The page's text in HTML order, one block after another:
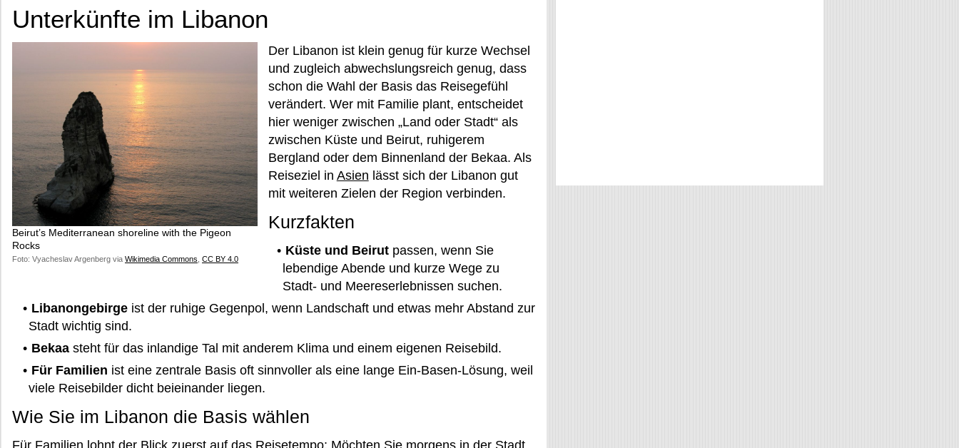
Unterkünfte im Libanon
Beirut’s Mediterranean shoreline with the Pigeon
Rocks
Foto: Vyacheslav Argenberg via Wikimedia Commons CC BY 4.0
Der Libanon ist klein genug für kurze Wechsel
und zugleich abwechslungsreich genug, dass
schon die Wahl der Basis das Reisegefühl
verändert. Wer mit Familie plant, entscheidet
hier weniger zwischen „Land oder Stadt“ als
zwischen Küste und Beirut, ruhigerem
Bergland oder dem Binnenland der Bekaa. Als
Reiseziel in Asien lässt sich der Libanon gut
mit weiteren Zielen der Region verbinden.
Kurzfakten
Küste und Beirutpassen, wenn Sie
lebendige Abende und kurze Wege zu
Stadt- und Meereserlebnissen suchen.
Libanongebirgeist der ruhige Gegenpol, wenn Landschaft und etwas mehr Abstand zur
Stadt wichtig sind.
Bekaasteht für das inlandige Tal mit anderem Klima und einem eigenen Reisebild.
Für Familien ist eine zentrale Basis oft sinnvoller als eine lange Ein-Basen-Lösung, weil
viele Reisebilder dicht beieinander liegen.
Wie Sie im Libanon die Basis wählen